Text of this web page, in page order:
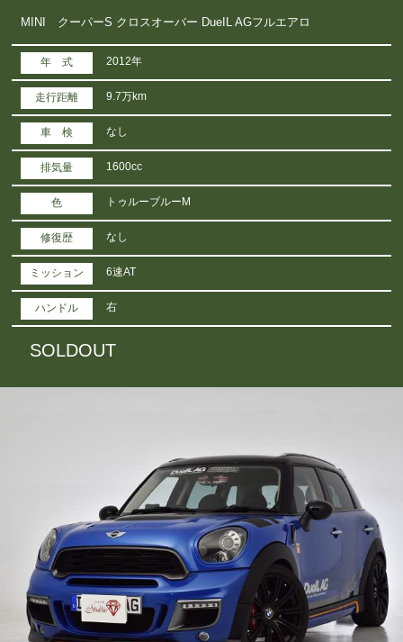
MINI クーパーS クロスオーバー DueIL AGフルエアロ
年 式 2012年
走行距離 9.7万km
車 検 なし
排気量 1600cc
色 トゥルーブルーM
修復歴 なし
ミッション 6速AT
ハンドル 右
SOLDOUT